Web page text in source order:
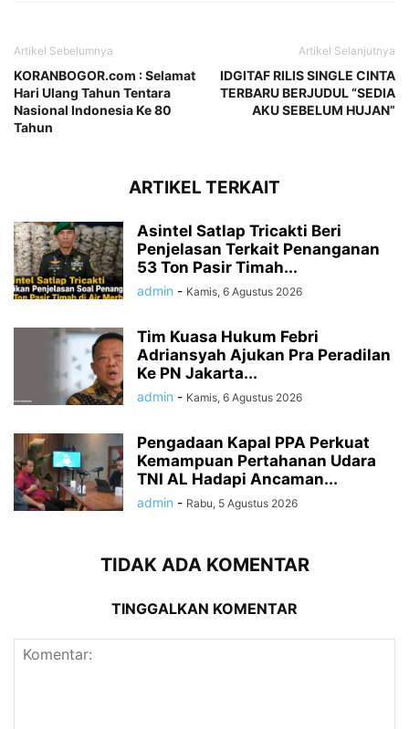
Artikel Sebelumnya
KORANBOGOR.com : Selamat
Hari Ulang Tahun Tentara
Nasional Indonesia Ke 80
Tahun
Artikel Selanjutnya
IDGITAF RILIS SINGLE CINTA
TERBARU BERJUDUL “SEDIA
AKU SEBELUM HUJAN”
ARTIKEL TERKAIT
Asintel Satlap Tricakti Beri
Penjelasan Terkait Penanganan
53 Ton Pasir Timah...
admin - Kamis, 6 Agustus 2026
Tim Kuasa Hukum Febri
Adriansyah Ajukan Pra Peradilan
Ke PN Jakarta...
admin - Kamis, 6 Agustus 2026
Pengadaan Kapal PPA Perkuat
Kemampuan Pertahanan Udara
TNI AL Hadapi Ancaman...
admin - Rabu, 5 Agustus 2026
TIDAK ADA KOMENTAR
TINGGALKAN KOMENTAR